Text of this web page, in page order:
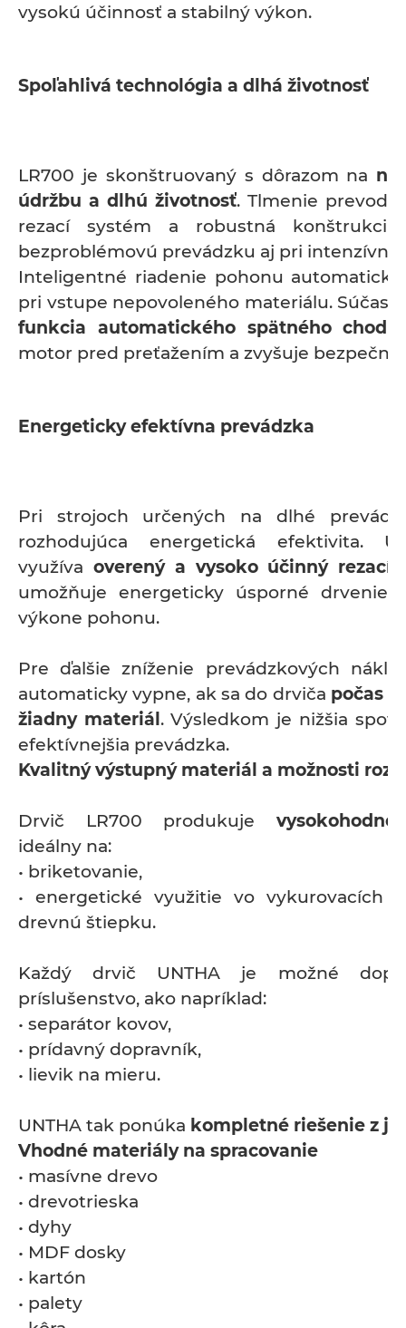
vysokú účinnosť a stabilný výkon.
Spoľahlivá technológia a dlhá životnosť
LR700 je skonštruovaný s dôrazom na
údržbu a dlhú životnosť. Tlmenie
rezací systém a robustná konštrukcia
bezproblémovú prevádzku aj pri
Inteligentné riadenie pohonu
pri vstupe nepovoleného materiálu.
funkcia automatického spätného chodu
motor pred preťažením a zvyšuje
Energeticky efektívna prevádzka
Pri strojoch určených na dlhé
rozhodujúca energetická efektivita.
využíva overený a vysoko účinný rezací
umožňuje energeticky úsporné drvenie
výkone pohonu.
Pre ďalšie zníženie prevádzkových
automaticky vypne, ak sa do drviča počas
žiadny materiál . Výsledkom je nižšia
efektívnejšia prevádzka.
Kvalitný výstupný materiál a možnosti
Drvič LR700 produkuje
ideálny na:
• briketovanie,
• energetické využitie vo vykurovacích
drevnú štiepku.
Každý drvič UNTHA je možné
príslušenstvo, ako napríklad:
• separátor kovov,
• prídavný dopravník,
• lievik na mieru.
UNTHA tak ponúka kompletné riešenie z
Vhodné materiály na spracovanie
• masívne drevo
• drevotrieska
• dyhy
• MDF dosky
• kartón
• palety